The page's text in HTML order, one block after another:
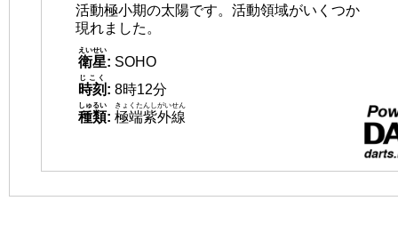
活動極小期の太陽です。活動領域がいくつか
現れました。
衛星
えいせい
: SOHO
時刻
じこく
: 8時12分
種類
しゅるい
: 極端紫外線
きょくたんしがいせん